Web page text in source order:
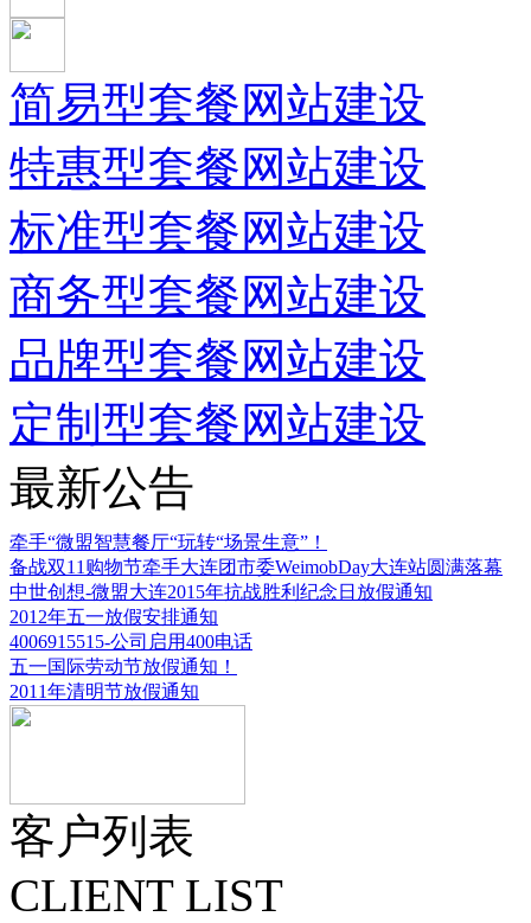
简易型套餐网站建设
特惠型套餐网站建设
标准型套餐网站建设
商务型套餐网站建设
品牌型套餐网站建设
定制型套餐网站建设
最新公告
牵手“微盟智慧餐厅“玩转“场景生意”！
备战双11购物节牵手大连团市委WeimobDay大连站圆满落幕
中世创想-微盟大连2015年抗战胜利纪念日放假通知
2012年五一放假安排通知
4006915515-公司启用400电话
五一国际劳动节放假通知！
2011年清明节放假通知
客户列表
CLIENT LIST